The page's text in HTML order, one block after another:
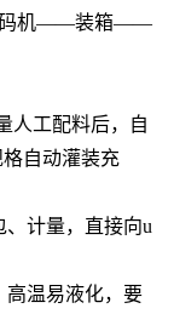
机——装箱——
人工配料后，自
格自动灌装充
计量，直接向u
高温易液化，要